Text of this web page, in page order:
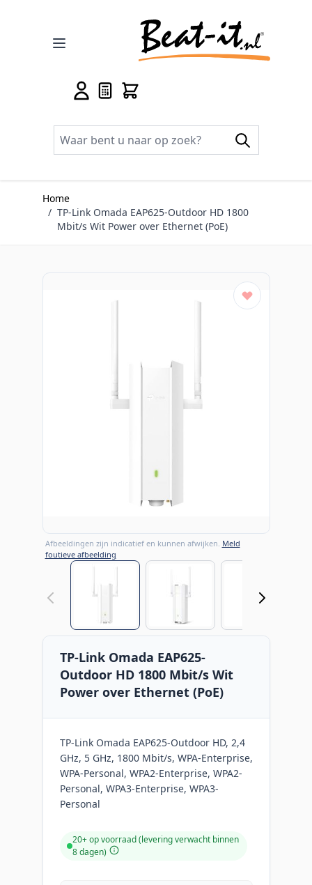
Home
/ TP-Link Omada EAP625-Outdoor HD 1800
Mbit/s Wit Power over Ethernet (PoE)
Afbeeldingen zijn indicatief en kunnen afwijken. Meld
foutieve afbeelding
View larger image
TP-Link Omada EAP625-
Outdoor HD 1800 Mbit/s Wit
Power over Ethernet (PoE)
TP-Link Omada EAP625-Outdoor HD, 2,4
GHz, 5 GHz, 1800 Mbit/s, WPA-Enterprise,
WPA-Personal, WPA2-Enterprise, WPA2-
Personal, WPA3-Enterprise, WPA3-
Personal
20+ op voorraad (levering verwacht binnen
8 dagen)